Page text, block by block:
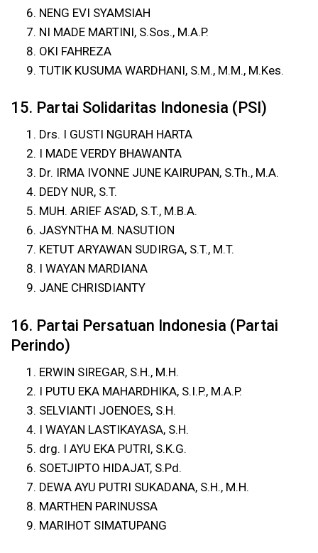
NENG EVI SYAMSIAH
NI MADE MARTINI, S.Sos., M.A.P.
OKI FAHREZA
TUTIK KUSUMA WARDHANI, S.M., M.M., M.Kes.
15. Partai Solidaritas Indonesia (PSI)
Drs. I GUSTI NGURAH HARTA
I MADE VERDY BHAWANTA
Dr. IRMA IVONNE JUNE KAIRUPAN, S.Th., M.A.
DEDY NUR, S.T.
MUH. ARIEF AS’AD, S.T., M.B.A.
JASYNTHA M. NASUTION
KETUT ARYAWAN SUDIRGA, S.T., M.T.
I WAYAN MARDIANA
JANE CHRISDIANTY
16. Partai Persatuan Indonesia (Partai
Perindo)
ERWIN SIREGAR, S.H., M.H.
I PUTU EKA MAHARDHIKA, S.I.P., M.A.P.
SELVIANTI JOENOES, S.H.
I WAYAN LASTIKAYASA, S.H.
drg. I AYU EKA PUTRI, S.K.G.
SOETJIPTO HIDAJAT, S.Pd.
DEWA AYU PUTRI SUKADANA, S.H., M.H.
MARTHEN PARINUSSA
MARIHOT SIMATUPANG